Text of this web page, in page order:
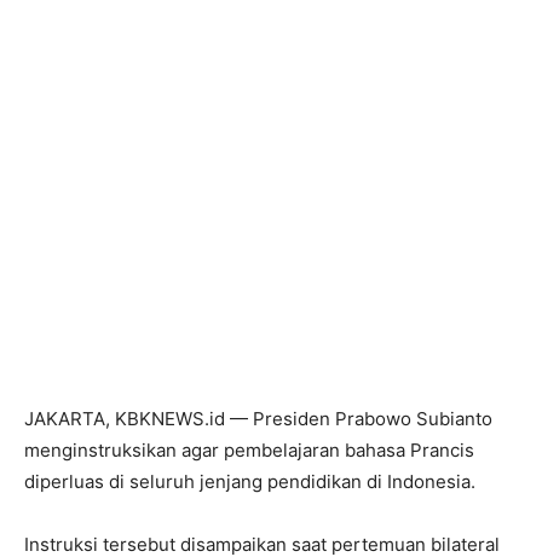
JAKARTA, KBKNEWS.id — Presiden Prabowo Subianto
menginstruksikan agar pembelajaran bahasa Prancis
diperluas di seluruh jenjang pendidikan di Indonesia.
Instruksi tersebut disampaikan saat pertemuan bilateral